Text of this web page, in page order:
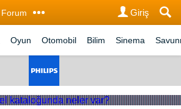
Forum Giriş
Oyun Otomobil Bilim Sinema